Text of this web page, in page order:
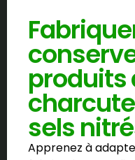
produits
sels
Apprenez à